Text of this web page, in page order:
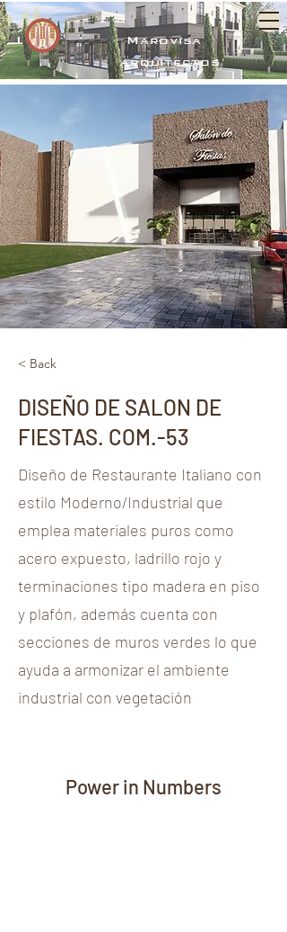
Marovisa
arquitectos
< Back
DISEÑO DE SALON DE
FIESTAS. COM.-53
Diseño de Restaurante Italiano con
estilo Moderno/Industrial que
emplea materiales puros como
acero expuesto, ladrillo rojo y
terminaciones tipo madera en piso
y plafón, además cuenta con
secciones de muros verdes lo que
ayuda a armonizar el ambiente
industrial con vegetación
Power in Numbers